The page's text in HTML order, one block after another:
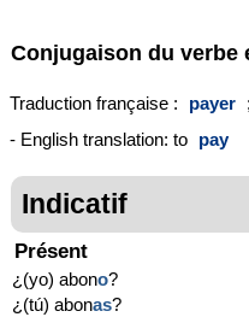
Conjugaison du verbe
Traduction française : payer ;
- English translation: to pay
Indicatif
Présent
¿(yo) abono?
¿(tú) abonas?